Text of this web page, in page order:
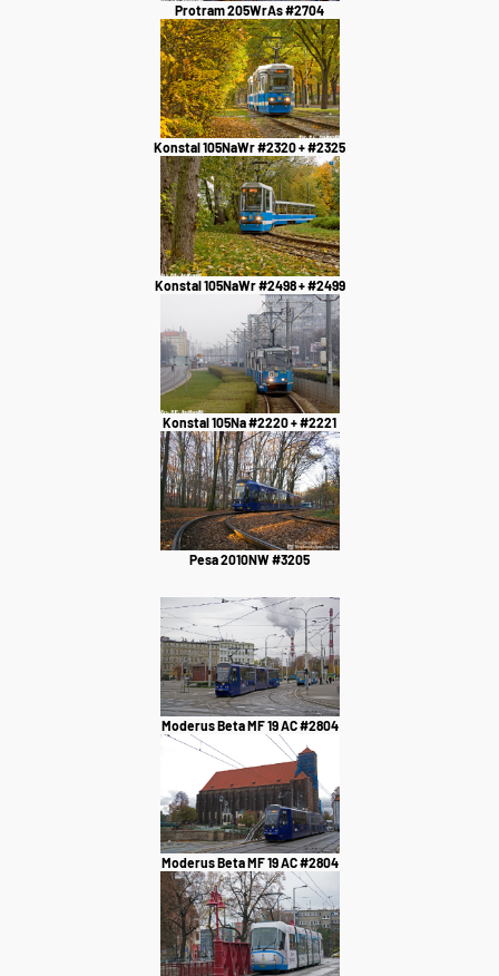
Protram 205WrAs #2704
Konstal 105NaWr #2320 + #2325
Konstal 105NaWr #2498 + #2499
Konstal 105Na #2220 + #2221
Pesa 2010NW #3205
Moderus Beta MF 19 AC #2804
Moderus Beta MF 19 AC #2804